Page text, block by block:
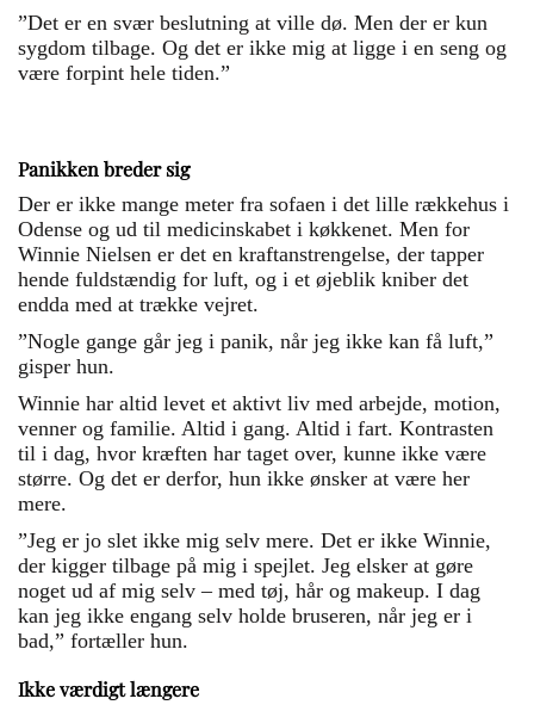
”Det er en svær beslutning at ville dø. Men der er kun
sygdom tilbage. Og det er ikke mig at ligge i en seng og
være forpint hele tiden.”
Panikken breder sig
Der er ikke mange meter fra sofaen i det lille rækkehus i
Odense og ud til medicinskabet i køkkenet. Men for
Winnie Nielsen er det en kraftanstrengelse, der tapper
hende fuldstændig for luft, og i et øjeblik kniber det
endda med at trække vejret.
”Nogle gange går jeg i panik, når jeg ikke kan få luft,”
gisper hun.
Winnie har altid levet et aktivt liv med arbejde, motion,
venner og familie. Altid i gang. Altid i fart. Kontrasten
til i dag, hvor kræften har taget over, kunne ikke være
større. Og det er derfor, hun ikke ønsker at være her
mere.
”Jeg er jo slet ikke mig selv mere. Det er ikke Winnie,
der kigger tilbage på mig i spejlet. Jeg elsker at gøre
noget ud af mig selv – med tøj, hår og makeup. I dag
kan jeg ikke engang selv holde bruseren, når jeg er i
bad,” fortæller hun.
Ikke værdigt længere